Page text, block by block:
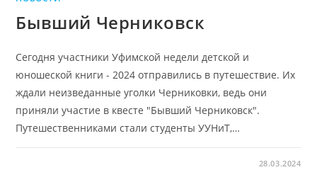
Бывший Черниковск
Сегодня участники Уфимской недели детской и
юношеской книги - 2024 отправились в путешествие. Их
ждали неизведанные уголки Черниковки, ведь они
приняли участие в квесте "Бывший Черниковск".
Путешественниками стали студенты УУНиТ,…
28.03.2024